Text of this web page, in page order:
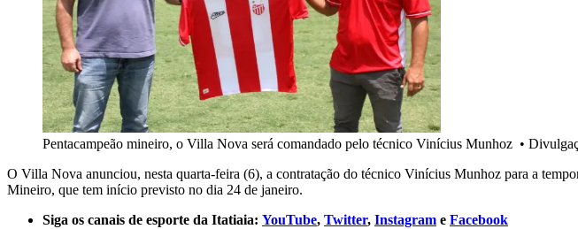
Pentacampeão mineiro, o Villa Nova será comandado pelo técnico Vinícius Munhoz •
O Villa Nova anunciou, nesta quarta-feira (6), a contratação do técnico Vinícius Munhoz para a
Mineiro, que tem início previsto no dia 24 de janeiro.
Siga os canais de esporte da Itatiaia: YouTube, Twitter, Instagram e Facebook